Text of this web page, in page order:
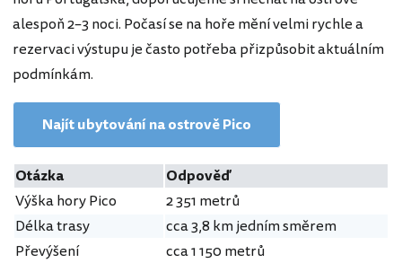
alespoň 2–3 noci. Počasí se na hoře mění velmi rychle a
rezervaci výstupu je často potřeba přizpůsobit aktuálním
podmínkám.
Najít ubytování na ostrově Pico
Otázka
Odpověď
Výška hory Pico
2 351 metrů
Délka trasy
cca 3,8 km jedním směrem
Převýšení
cca 1 150 metrů